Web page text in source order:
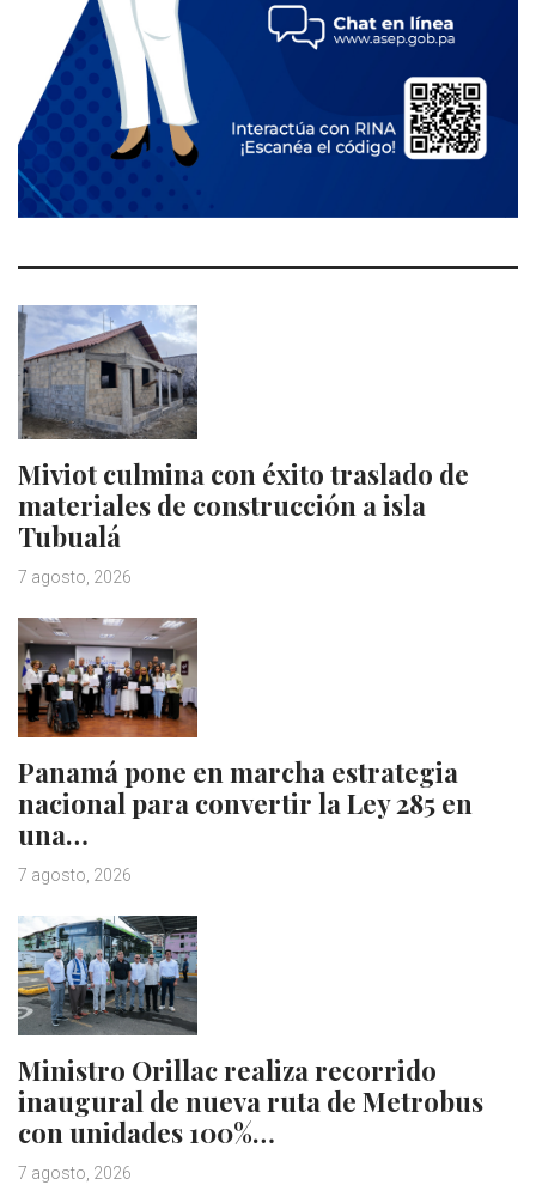
Miviot culmina con éxito traslado de
materiales de construcción a isla
Tubualá
7 agosto, 2026
Panamá pone en marcha estrategia
nacional para convertir la Ley 285 en
una…
7 agosto, 2026
Ministro Orillac realiza recorrido
inaugural de nueva ruta de Metrobus
con unidades 100%…
7 agosto, 2026